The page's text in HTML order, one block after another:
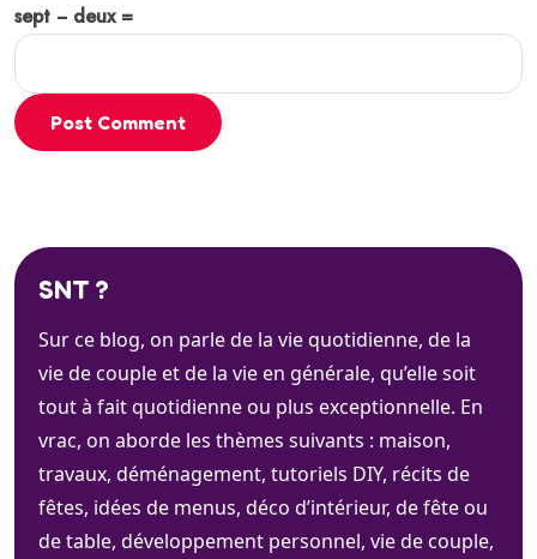
sept − deux =
Post Comment
SNT ?
Sur ce blog, on parle de la vie quotidienne, de la
vie de couple et de la vie en générale, qu’elle soit
tout à fait quotidienne ou plus exceptionnelle. En
vrac, on aborde les thèmes suivants : maison,
travaux, déménagement, tutoriels DIY, récits de
fêtes, idées de menus, déco d’intérieur, de fête ou
de table, développement personnel, vie de couple,